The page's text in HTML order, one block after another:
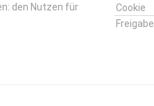
den Nutzen für
Cookie
Freigabe